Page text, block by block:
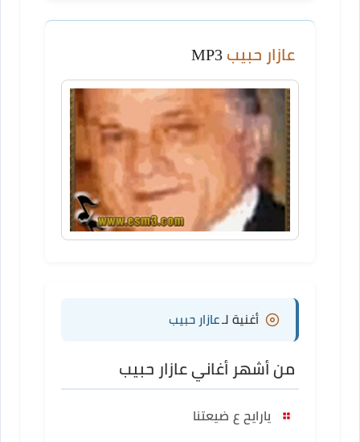
عازار حبيب
أغنية لـعازار حبيب
من أشهر أغاني عازار حبيب
يارايح ع ضيعتنا